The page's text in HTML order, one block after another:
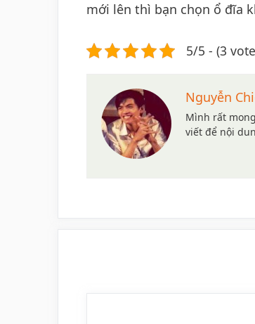
mới lên thì bạn chọn ổ đĩa
5/5 - (3
Nguyễn
Mình rất
viết để nội